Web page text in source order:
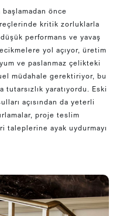
önce
kritik zorluklarla
performans ve yavaş
yol açıyor, üretim
ve paslanmaz çelikteki
müdahale gerektiriyor, bu
yaratıyordu. Eski
açısından da yeterli
proje teslim
taleplerine ayak uydurmayı